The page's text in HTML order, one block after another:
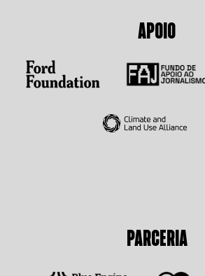
APOIO
PARCERIA